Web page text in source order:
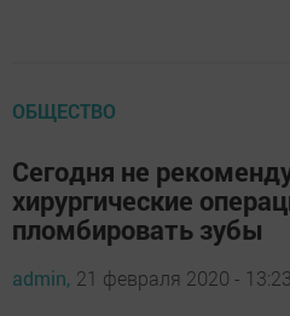
ОБЩЕСТВО
Сегодня не
хирургические
пломбировать зубы
admin, 21 февраля 2020 - 13:23